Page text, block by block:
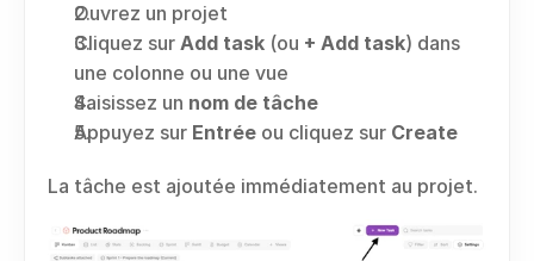
Ouvrez un projet
Cliquez sur Add task (ou + Add task) dans
une colonne ou une vue
Saisissez un nom de tâche
Appuyez sur Entrée ou cliquez sur Create
La tâche est ajoutée immédiatement au projet.